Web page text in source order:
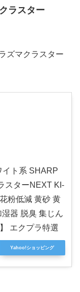
ラスター
ズマクラスター
イト系 SHARP
スターNEXT KI-
粉低減 黄砂 黄
器 脱臭 集じん
エクプラ特選
Yahoo!ショッピング